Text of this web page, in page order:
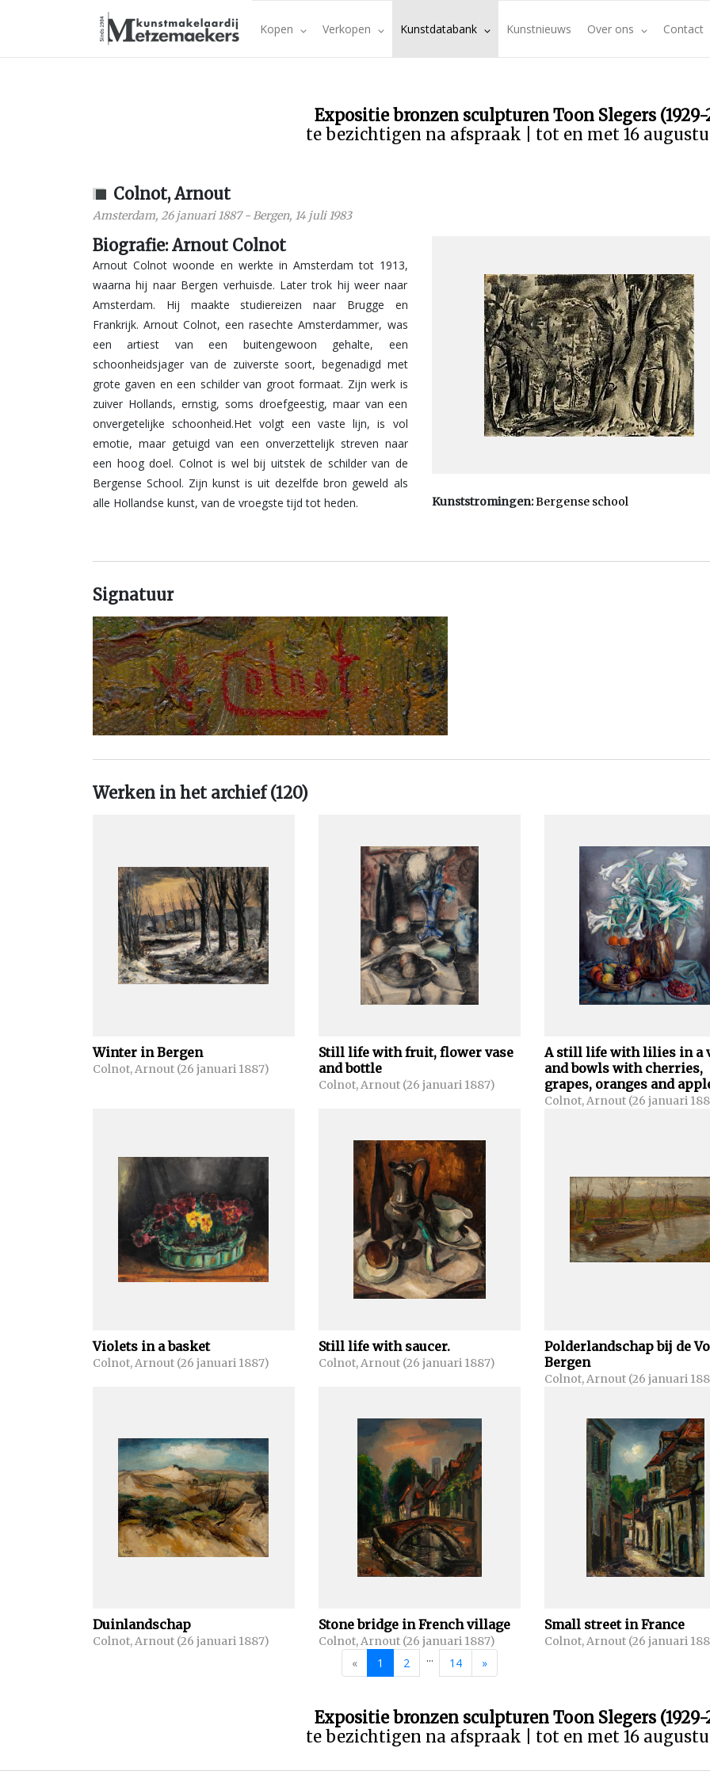
Kopen Verkopen Kunstdatabank Kunstnieuws Over ons Contact
Expositie bronzen sculpturen Toon Slegers (1929-
te bezichtigen na afspraak | tot en met 16
Colnot, Arnout
Amsterdam, 26 januari 1887-Bergen, 14 juli 1983
Biografie: Arnout Colnot
Arnout Colnot woonde en werkte in Amsterdam tot 1913,
waarna hij naar Bergen verhuisde. Later trok hij weer naar
Amsterdam. Hij maakte studiereizen naar Brugge en
Frankrijk. Arnout Colnot, een rasechte Amsterdammer, was
een artiest van een buitengewoon gehalte, een
schoonheidsjager van de zuiverste soort, begenadigd met
grote gaven en een schilder van groot formaat. Zijn werk is
zuiver Hollands, ernstig, soms droefgeestig, maar van een
onvergetelijke schoonheid.Het volgt een vaste lijn, is vol
emotie, maar getuigd van een onverzettelijk streven naar
een hoog doel. Colnot is wel bij uitstek de schilder van de
Bergense School. Zijn kunst is uit dezelfde bron geweld als
alle Hollandse kunst, van de vroegste tijd tot heden.
Kunststromingen:Bergense school
Signatuur
Werken in het archief (120)
Winter in Bergen
Colnot, Arnout (26 januari 1887)
Still life with fruit, flower vase
and bottle
Colnot, Arnout (26 januari 1887)
A still life with lilies in a
and bowls with cherries,
grapes, oranges and
Colnot, Arnout (26 januari
Violets in a basket
Colnot, Arnout (26 januari 1887)
Still life with saucer.
Colnot, Arnout (26 januari 1887)
Polderlandschap bij de
Bergen
Colnot, Arnout (26 januari
Duinlandschap
Colnot, Arnout (26 januari 1887)
Stone bridge in French village
Colnot, Arnout (26 januari 1887)
Small street in France
Colnot, Arnout (26 januari
« 1 2 ... 14 »
Expositie bronzen sculpturen Toon Slegers (1929-
te bezichtigen na afspraak | tot en met 16